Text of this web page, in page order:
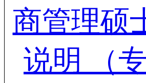
商管理硕
说明 （